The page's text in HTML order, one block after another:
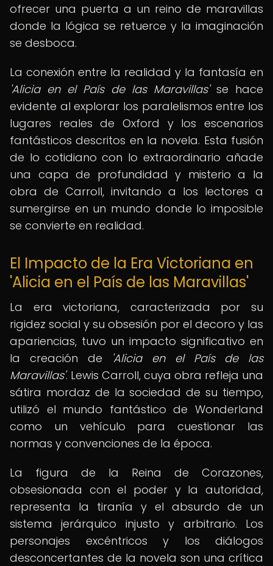
ofrecer una puerta a un reino de maravillas
donde la lógica se retuerce y la imaginación
se desboca.
La conexión entre la realidad y la fantasía en
'Alicia en el País de las Maravillas'se hace
evidente al explorar los paralelismos entre los
lugares reales de Oxford y los escenarios
fantásticos descritos en la novela. Esta fusión
de lo cotidiano con lo extraordinario añade
una capa de profundidad y misterio a la
obra de Carroll, invitando a los lectores a
sumergirse en un mundo donde lo imposible
se convierte en realidad.
El Impacto de la Era Victoriana en
'Alicia en el País de las Maravillas'
La era victoriana, caracterizada por su
rigidez social y su obsesión por el decoro y las
apariencias, tuvo un impacto significativo en
la creación de
'Alicia en el País de las
Maravillas'. Lewis Carroll, cuya obra refleja una
sátira mordaz de la sociedad de su tiempo,
utilizó el mundo fantástico de Wonderland
como un vehículo para cuestionar las
normas y convenciones de la época.
La figura de la Reina de Corazones,
obsesionada con el poder y la autoridad,
representa la tiranía y el absurdo de un
sistema jerárquico injusto y arbitrario. Los
personajes excéntricos y los diálogos
desconcertantes de la novela son una crítica